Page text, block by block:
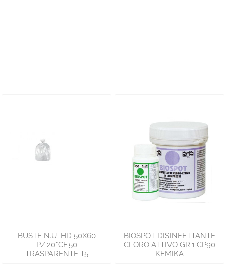
BUSTE N.U. HD 50X60
PZ.20*CF.50
TRASPARENTE T5
BIOSPOT DISINFETTANTE
CLORO ATTIVO GR.1 CP90
KEMIKA